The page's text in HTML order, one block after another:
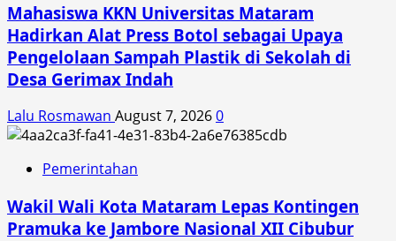
Mahasiswa KKN Universitas Mataram
Hadirkan Alat Press Botol sebagai Upaya
Pengelolaan Sampah Plastik di Sekolah di
Desa Gerimax Indah
Lalu Rosmawan August 7, 20260
Pemerintahan
Wakil Wali Kota Mataram Lepas Kontingen
Pramuka ke Jambore Nasional XII Cibubur